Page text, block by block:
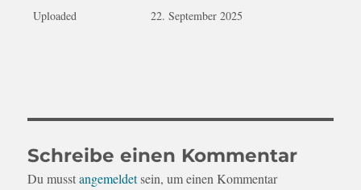
Uploaded 22. September 2025
Schreibe einen Kommentar
Du musstangemeldetsein, um einen Kommentar